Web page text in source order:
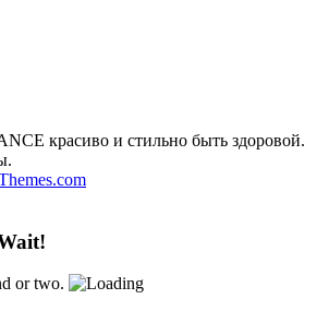
красиво и стильно быть здоровой.
or two.